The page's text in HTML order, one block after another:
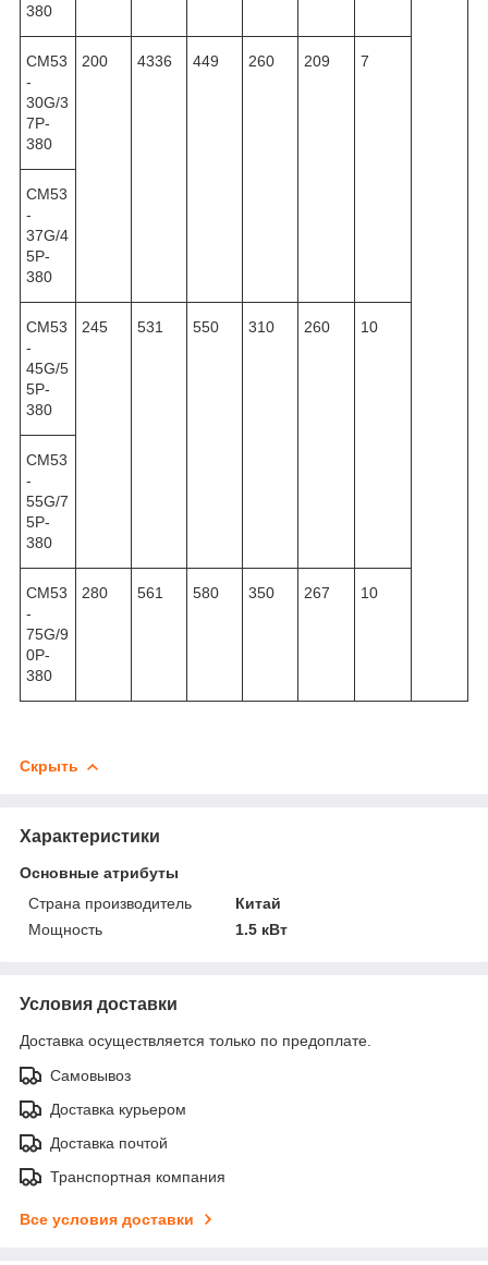
380
CM53
-
30G/3
7P-
380
200 4336 449 260 209 7
CM53
-
37G/4
5P-
380
CM53
-
45G/5
5P-
380
245 531 550 310 260 10
CM53
-
55G/7
5P-
380
CM53
-
75G/9
0P-
380
280 561 580 350 267 10
Скрыть
Характеристики
Основные атрибуты
Страна производитель
Китай
Мощность
1.5 кВт
Условия доставки
Доставка осуществляется только по предоплате.
Самовывоз
Доставка курьером
Доставка почтой
Транспортная компания
Все условия доставки